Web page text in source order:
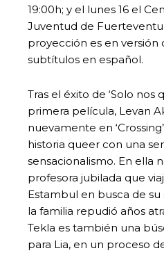
19:00h; y el lunes 16 el
Juventud de
proyección es en versión
subtítulos en español.
Tras el éxito de ‘Solo nos
primera película, Levan
nuevamente en
historia queer con una
sensacionalismo. En ella
profesora jubilada que
Estambul en busca de su
la familia repudió años
Tekla es también una
para Lia, en un proceso